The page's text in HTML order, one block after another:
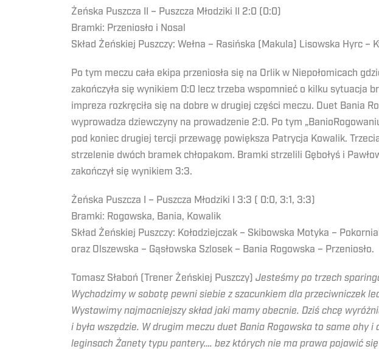
Żeńska Puszcza II – Puszcza Młodziki II 2:0 (0:0)
Bramki: Przeniosło i Nosal
Skład Żeńskiej Puszczy: Wełna – Rasińska (Makula) Lisowska Hyrc
Po tym meczu cała ekipa przeniosła się na Orlik w Niepołomicach
zakończyła się wynikiem 0:0 lecz trzeba wspomnieć o kilku sytuacja
impreza rozkręciła się na dobre w drugiej części meczu. Duet Bania
wyprowadza dziewczyny na prowadzenie 2:0. Po tym
pod koniec drugiej tercji przewagę powiększa Patrycja Kowalik.
strzelenie dwóch bramek chłopakom. Bramki strzelili Gębołyś i
zakończył się wynikiem 3:3.
Żeńska Puszcza I – Puszcza Młodziki I 3:3 ( 0:0, 3:1, 3:3)
Bramki: Rogowska, Bania, Kowalik
Skład Żeńskiej Puszczy: Kołodziejczak – Skibowska Motyka –
oraz Olszewska – Gąsłowska Szlosek – Bania Rogowska – Przeniosło.
Tomasz Słaboń (Trener Żeńskiej Puszczy) Jesteśmy po trzech
Wychodzimy w sobotę pewni siebie z szacunkiem dla przeciwniczek
Wystawimy najmocniejszy skład jaki mamy obecnie. Dziś chcę
i była wszędzie. W drugim meczu duet Bania Rogowska to same ohy
leginsach Żanety typu pantery…. bez których nie ma prawa pojawić